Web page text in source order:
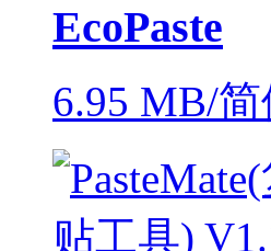
EcoPaste
6.95 MB/